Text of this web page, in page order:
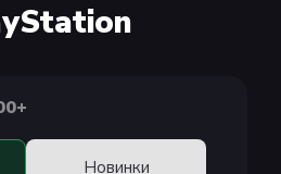
Новинки